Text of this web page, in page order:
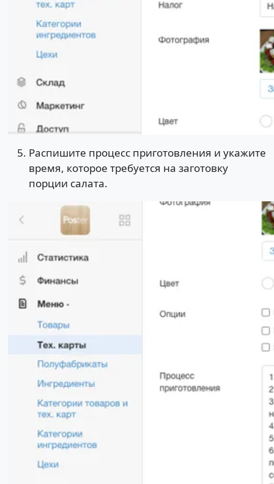
Распишите процесс приготовления и укажите
время, которое требуется на заготовку
порции салата.